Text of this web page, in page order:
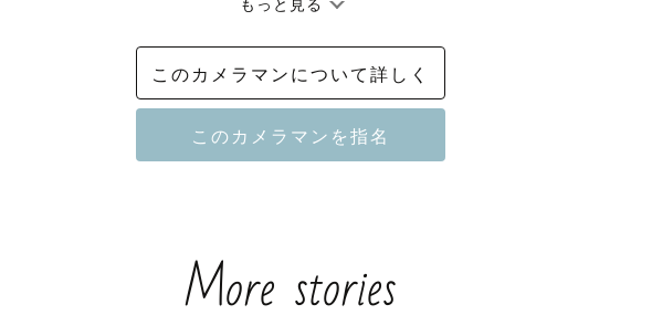
ター様のみ土日対応可能ですので、以前やり取りさせて頂いたLINEや
からお問い合わせをお願いします。
ニューボーンは指名料かかりません！
男の子２人のママをしながら、出張撮影の仕事をしています。
影のお仕事は５年以上しています！
もっと見る
このカメラマンについて詳しく
More stories